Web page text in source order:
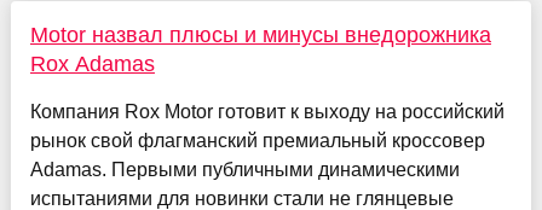
Motor назвал плюсы и минусы внедорожника
Rox Adamas
Компания Rox Motor готовит к выходу на российский
рынок свой флагманский премиальный кроссовер
Adamas. Первыми публичными динамическими
испытаниями для новинки стали не глянцевые